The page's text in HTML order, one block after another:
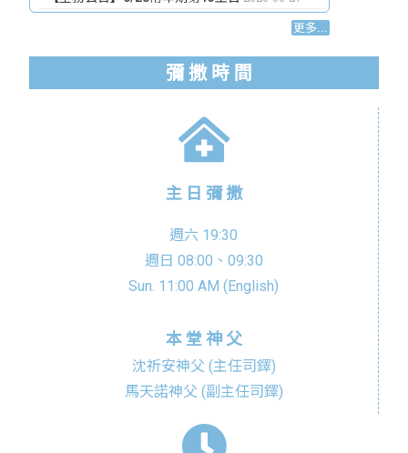
彌 撒 時 間
主 日 彌 撒
週六 19:30
週日 08:00、09:30
Sun. 11:00 AM (English)
本 堂 神 父
沈祈安神父 (主任司鐸)
馬天諾神父 (副主任司鐸)
更多...